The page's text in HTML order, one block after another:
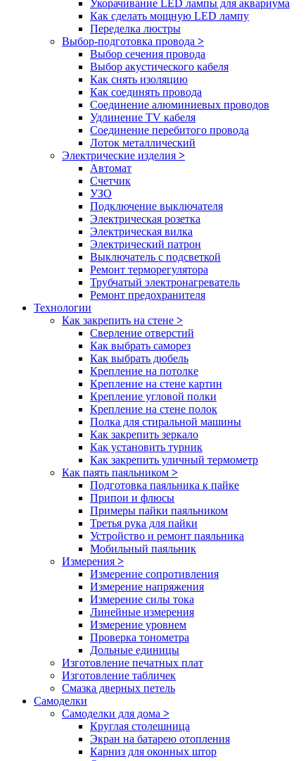
Укорачивание LED лампы для аквариума
Как сделать мощную LED лампу
Переделка люстры
Выбор-подготовка провода >
Выбор сечения провода
Выбор акустического кабеля
Как снять изоляцию
Как соединять провода
Соединение алюминиевых проводов
Удлинение TV кабеля
Соединение перебитого провода
Лоток металлический
Электрические изделия >
Автомат
Счетчик
УЗО
Подключение выключателя
Электрическая розетка
Электрическая вилка
Электрический патрон
Выключатель с подсветкой
Ремонт терморегулятора
Трубчатый электронагреватель
Ремонт предохранителя
Технологии
Как закрепить на стене >
Сверление отверстий
Как выбрать саморез
Как выбрать дюбель
Крепление на потолке
Крепление на стене картин
Крепление угловой полки
Крепление на стене полок
Полка для стиральной машины
Как закрепить зеркало
Как установить турник
Как закрепить уличный термометр
Как паять паяльником >
Подготовка паяльника к пайке
Припои и флюсы
Примеры пайки паяльником
Третья рука для пайки
Устройство и ремонт паяльника
Мобильный паяльник
Измерения >
Измерение сопротивления
Измерение напряжения
Измерение силы тока
Линейные измерения
Измерение уровнем
Проверка тонометра
Дольные единицы
Изготовление печатных плат
Изготовление табличек
Смазка дверных петель
Самоделки
Самоделки для дома >
Круглая столешница
Экран на батарею отопления
Карниз для оконных штор